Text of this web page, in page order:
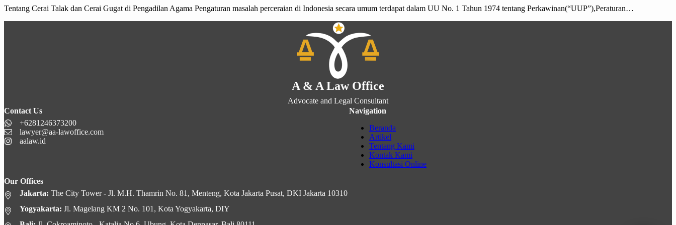
Tentang Cerai Talak dan Cerai Gugat di Pengadilan Agama Pengaturan masalah perceraian di Indonesia secara umum terdapat dalam UU No. 1 Tahun 1974 tentang Perkawinan(“UUP”),Peraturan…
A & A Law Office
Advocate and Legal Consultant
Contact Us
+6281246373200
lawyer@aa-lawoffice.com
aalaw.id
Navigation
Beranda
Artikel
Tentang Kami
Kontak Kami
Konsultasi Online
Our Offices
Jakarta: The City Tower - Jl. M.H. Thamrin No. 81, Menteng, Kota Jakarta Pusat, DKI Jakarta 10310
Yogyakarta: Jl. Magelang KM 2 No. 101, Kota Yogyakarta, DIY